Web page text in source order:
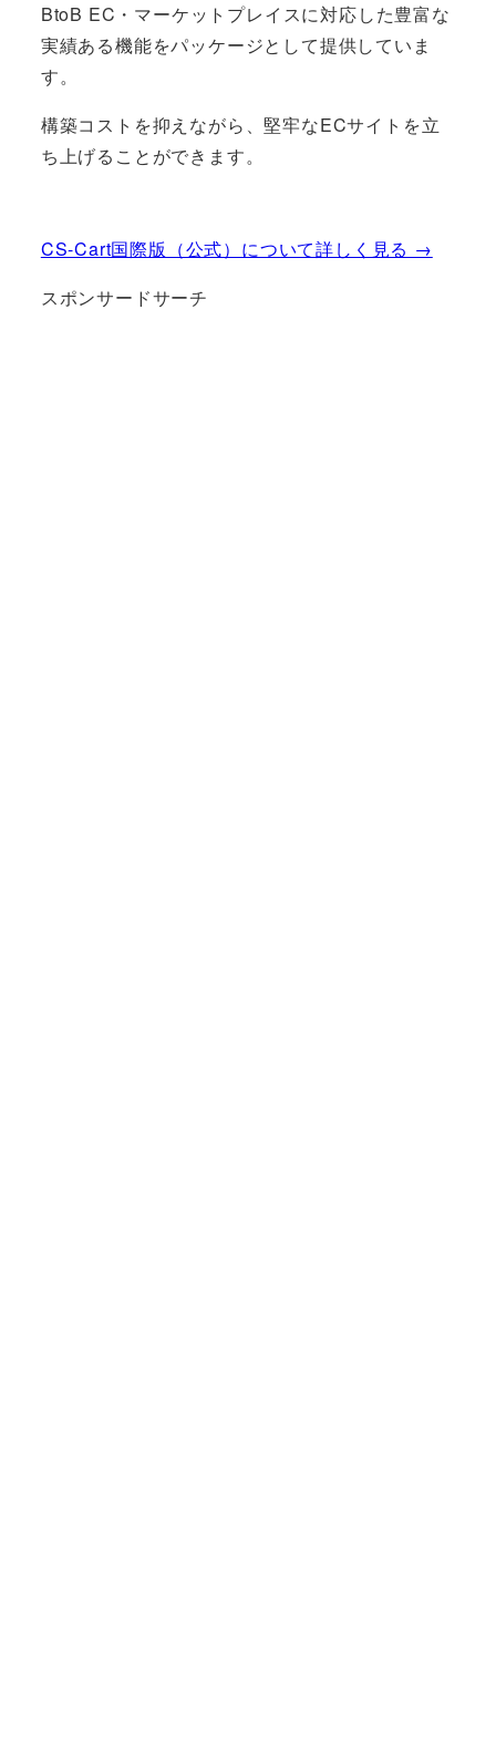
BtoB EC・マーケットプレイスに対応した豊富な
実績ある機能をパッケージとして提供していま
す。
構築コストを抑えながら、堅牢なECサイトを立
ち上げることができます。
CS-Cart国際版（公式）について詳しく見る →
スポンサードサーチ